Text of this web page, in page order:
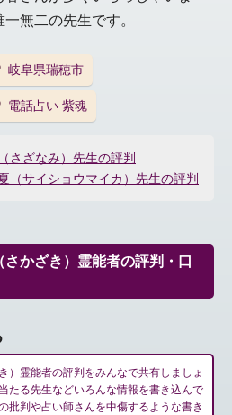
無二の先生です。
岐阜県瑞穂市
電話占い 紫魂
さざなみ）先生の評判
（サイショウマイカ）先生の評判
かざき）霊能者の評判・口
）霊能者の評判をみんなで共有しましょ
たる先生などいろんな情報を書き込んで
批判や占い師さんを中傷するような書き